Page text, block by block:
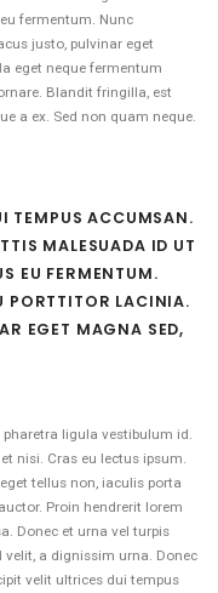
fermentum. Nunc
justo, pulvinar eget
eget neque fermentum
Blandit fringilla, est
a ex. Sed non quam neque.
TEMPUS ACCUMSAN.
MALESUADA ID UT
EU FERMENTUM.
PORTTITOR LACINIA.
EGET MAGNA SED,
ligula vestibulum id.
nisi. Cras eu lectus ipsum.
tellus non, iaculis porta
Proin hendrerit lorem
Donec et urna vel turpis
velit, a dignissim urna. Donec
velit ultrices dui tempus